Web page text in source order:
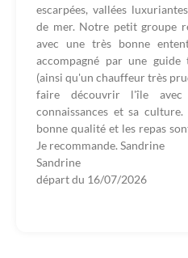
escarpées, vallées
de mer. Notre petit groupe
avec une très bonne
accompagné par une guide
(ainsi qu'un chauffeur très
faire découvrir l'île avec
connaissances et sa
bonne qualité et les repas
Je recommande. Sandrine
Sandrine
départ du 16/07/2026